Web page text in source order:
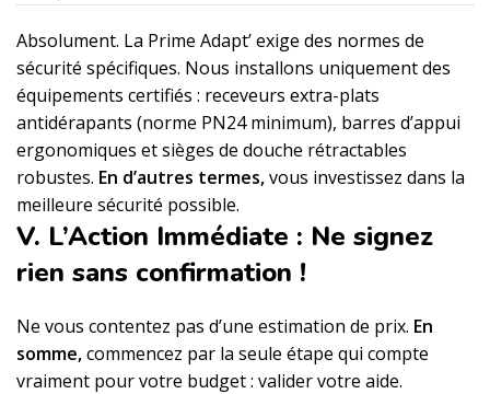
Absolument. La Prime Adapt’ exige des normes de
sécurité spécifiques. Nous installons uniquement des
équipements certifiés : receveurs extra-plats
antidérapants (norme PN24 minimum), barres d’appui
ergonomiques et sièges de douche rétractables
robustes. En d’autres termes,vous investissez dans la
meilleure sécurité possible.
V. L’Action Immédiate : Ne signez
rien sans confirmation !
Ne vous contentez pas d’une estimation de prix. En
somme,commencez par la seule étape qui compte
vraiment pour votre budget : valider votre aide.